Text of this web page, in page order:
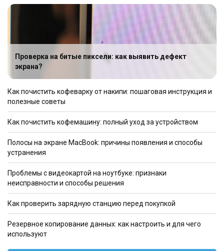
Проверка на битые пиксели: как выявить дефект
экрана?
Как почистить кофеварку от накипи: пошаговая инструкция и
полезные советы
Как почистить кофемашину: полный уход за устройством
Полосы на экране MacBook: причины появления и способы
устранения
Проблемы с видеокартой на ноутбуке: признаки
неисправности и способы решения
Как проверить зарядную станцию перед покупкой
Резервное копирование данных: как настроить и для чего
используют